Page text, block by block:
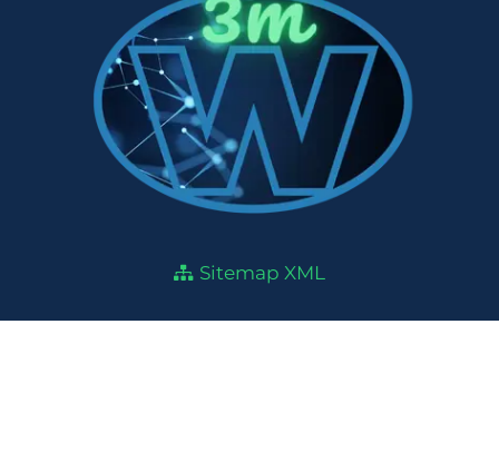
Sitemap XML